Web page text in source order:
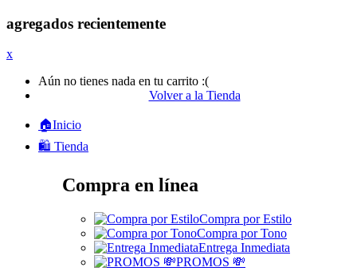
agregados recientemente
x
Aún no tienes nada en tu carrito :(
Volver a la Tienda
🏠Inicio
🛍️ Tienda
Compra en línea
Compra por Estilo
Compra por Tono
Entrega Inmediata
PROMOS 💸